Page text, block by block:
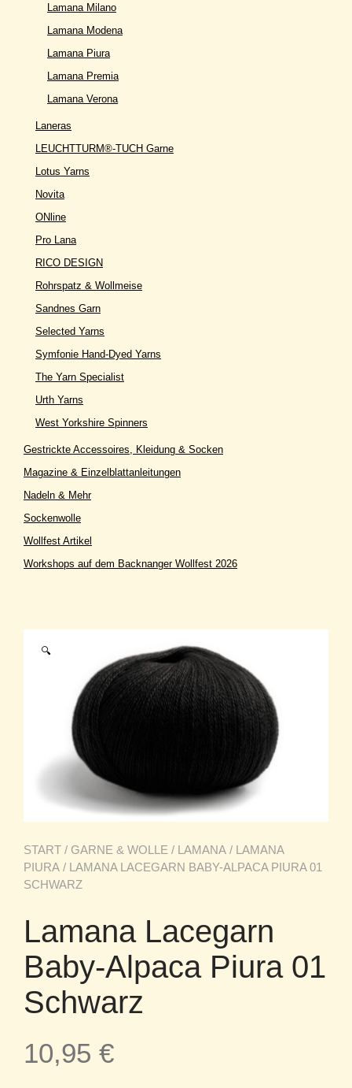
🔍
START / GARNE & WOLLE / LAMANA / LAMANA
PIURA / LAMANA LACEGARN BABY-ALPACA PIURA 01
SCHWARZ
Lamana Lacegarn
Baby-Alpaca Piura 01
Schwarz
10,95 €
Lamana Milano
Lamana Modena
Lamana Piura
Lamana Premia
Lamana Verona
Laneras
LEUCHTTURM®-TUCH Garne
Lotus Yarns
Novita
ONline
Pro Lana
RICO DESIGN
Rohrspatz & Wollmeise
Sandnes Garn
Selected Yarns
Symfonie Hand-Dyed Yarns
The Yarn Specialist
Urth Yarns
West Yorkshire Spinners
Gestrickte Accessoires, Kleidung & Socken
Magazine & Einzelblattanleitungen
Nadeln & Mehr
Sockenwolle
Wollfest Artikel
Workshops auf dem Backnanger Wollfest 2026